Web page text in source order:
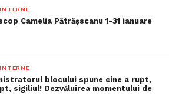
Camelia Pătrășscanu 1-31 ianuare
blocului spune cine a rupt,
sigiliul! Dezvăluirea momentului de